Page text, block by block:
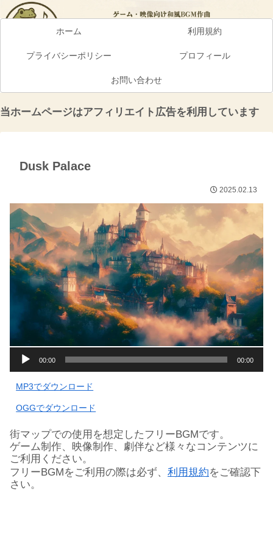
ホーム 利用規約
プライバシーポリシー プロフィール
お問い合わせ
当ホームページはアフィリエイト広告を利用しています
Dusk Palace
2025.02.13
レ
ヤ
00:00 00:00
MP3でダウンロード
OGGでダウンロード
街マップでの使用を想定したフリーBGMです。
ゲーム制作、映像制作、劇伴など様々なコンテンツに
ご利用ください。
フリーBGMをご利用の際は必ず、 利用規約をご確認下
さい。